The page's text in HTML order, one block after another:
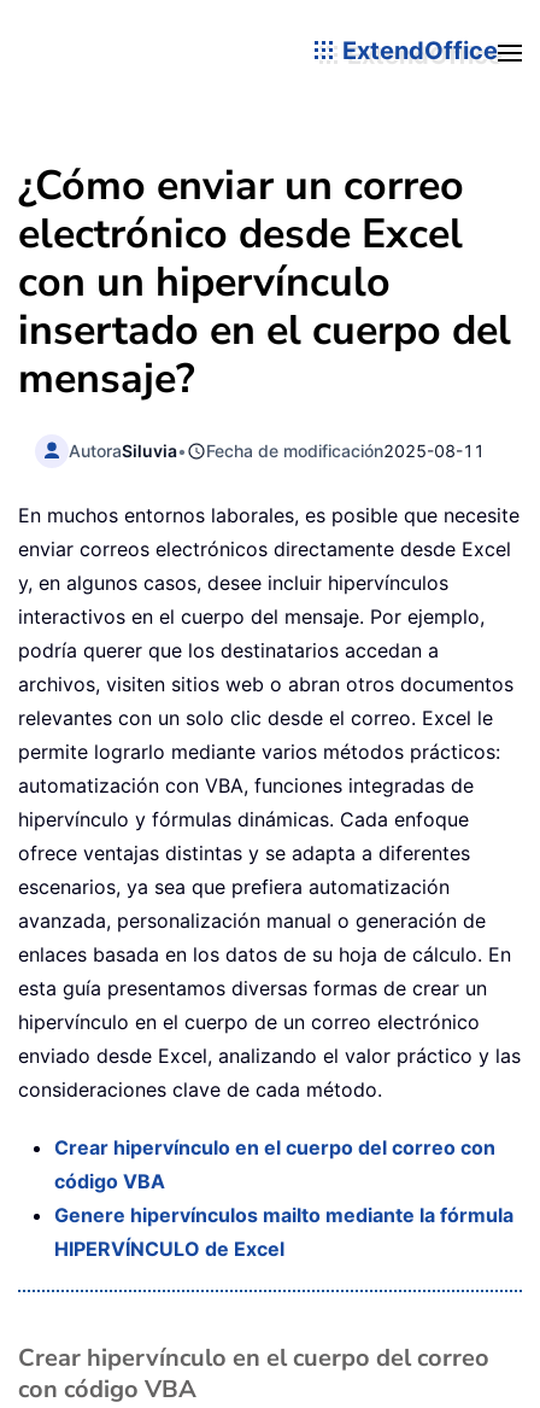
ExtendOffice
¿Cómo enviar un correo
electrónico desde Excel
con un hipervínculo
insertado en el cuerpo del
mensaje?
AutoraSiluvia• Fecha de modificación2025-08-11
En muchos entornos laborales, es posible que necesite
enviar correos electrónicos directamente desde Excel
y, en algunos casos, desee incluir hipervínculos
interactivos en el cuerpo del mensaje. Por ejemplo,
podría querer que los destinatarios accedan a
archivos, visiten sitios web o abran otros documentos
relevantes con un solo clic desde el correo. Excel le
permite lograrlo mediante varios métodos prácticos:
automatización con VBA, funciones integradas de
hipervínculo y fórmulas dinámicas. Cada enfoque
ofrece ventajas distintas y se adapta a diferentes
escenarios, ya sea que prefiera automatización
avanzada, personalización manual o generación de
enlaces basada en los datos de su hoja de cálculo. En
esta guía presentamos diversas formas de crear un
hipervínculo en el cuerpo de un correo electrónico
enviado desde Excel, analizando el valor práctico y las
consideraciones clave de cada método.
Crear hipervínculo en el cuerpo del correo con
código VBA
Genere hipervínculos mailto mediante la fórmula
HIPERVÍNCULO de Excel
Crear hipervínculo en el cuerpo del correo
con código VBA